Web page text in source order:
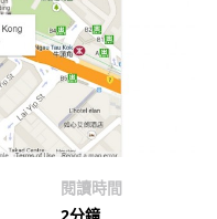
閱讀時間